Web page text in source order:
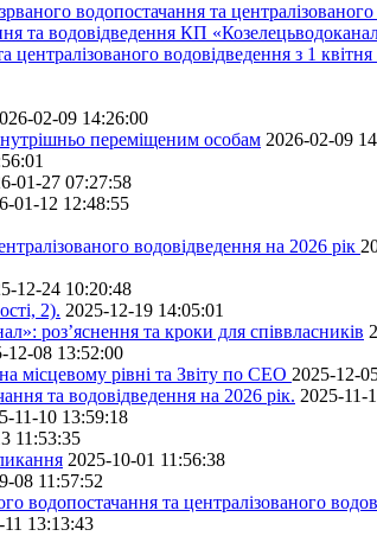
водопостачання та
та водовідведення КП
централізованого водовідведення з 1
02-09 14:26:00
переміщеним особам 2026-02-09
01-27 07:27:58
01-12 12:48:55
водовідведення на 2026 рік
12-24 10:20:48
2). 2025-12-19 14:05:01
роз’яснення та кроки для співвласників
12-08 13:52:00
місцевому рівні та Звіту по СЕО 2025-12-
та водовідведення на 2026 рік. 2025-11-
11-10 13:59:18
11:53:35
2025-10-01 11:56:38
08 11:57:52
водопостачання та централізованого
13:13:43